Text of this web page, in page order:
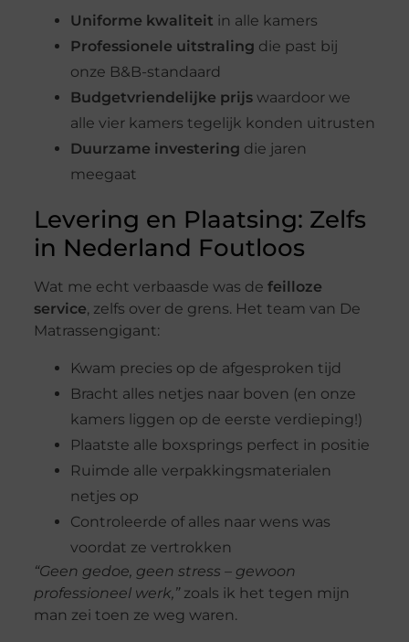
Uniforme kwaliteit in alle kamers
Professionele uitstraling die past bij
onze B&B-standaard
Budgetvriendelijke prijswaardoor we
alle vier kamers tegelijk konden uitrusten
Duurzame investering die jaren
meegaat
Levering en Plaatsing: Zelfs
in Nederland Foutloos
Wat me echt verbaasde was de feilloze
service, zelfs over de grens. Het team van De
Matrassengigant:
Kwam precies op de afgesproken tijd
Bracht alles netjes naar boven (en onze
kamers liggen op de eerste verdieping!)
Plaatste alle boxsprings perfect in positie
Ruimde alle verpakkingsmaterialen
netjes op
Controleerde of alles naar wens was
voordat ze vertrokken
“Geen gedoe, geen stress – gewoon
professioneel werk,”zoals ik het tegen mijn
man zei toen ze weg waren.